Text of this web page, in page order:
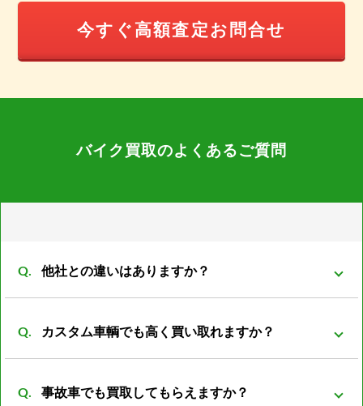
今すぐ高額査定お問合せ
バイク買取のよくあるご質問
他社との違いはありますか？
もバイクの販売先がある為、 在庫を抱える事も無くコ
ストの削減が可能となっております。 その結果、買取
価格を高くさせていただく事が可能になっておりま
カスタム車輌でも高く買い取れますか？
反映される車両がほとんどです。 ノーマル部品とセッ
事故車でも買取してもらえますか？